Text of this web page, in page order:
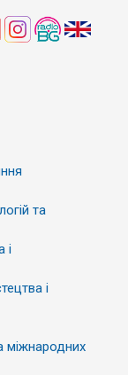
та
і
і
міжнародних